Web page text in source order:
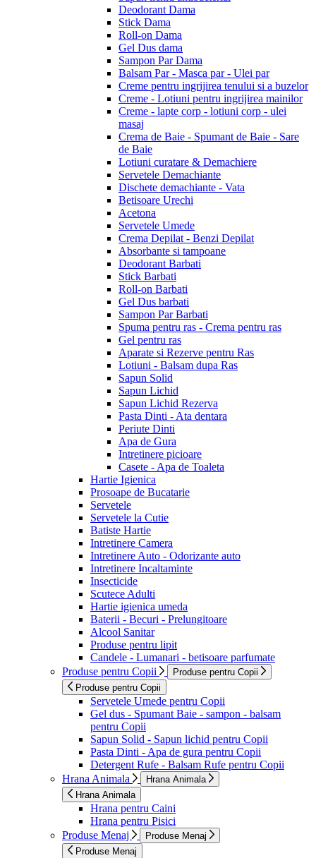
Deodorant Dama
Stick Dama
Roll-on Dama
Gel Dus dama
Sampon Par Dama
Balsam Par - Masca par - Ulei par
Creme pentru ingrijirea tenului si a buzelor
Creme - Lotiuni pentru ingrijirea mainilor
Creme - lapte corp - lotiuni corp - ulei
masaj
Crema de Baie - Spumant de Baie - Sare
de Baie
Lotiuni curatare & Demachiere
Servetele Demachiante
Dischete demachiante - Vata
Betisoare Urechi
Acetona
Servetele Umede
Crema Depilat - Benzi Depilat
Absorbante si tampoane
Deodorant Barbati
Stick Barbati
Roll-on Barbati
Gel Dus barbati
Sampon Par Barbati
Spuma pentru ras - Crema pentru ras
Gel pentru ras
Aparate si Rezerve pentru Ras
Lotiuni - Balsam dupa Ras
Sapun Solid
Sapun Lichid
Sapun Lichid Rezerva
Pasta Dinti - Ata dentara
Periute Dinti
Apa de Gura
Intretinere picioare
Casete - Apa de Toaleta
Hartie Igienica
Prosoape de Bucatarie
Servetele
Servetele la Cutie
Batiste Hartie
Intretinere Camera
Intretinere Auto - Odorizante auto
Intretinere Incaltaminte
Insecticide
Scutece Adulti
Hartie igienica umeda
Baterii - Becuri - Prelungitoare
Alcool Sanitar
Produse pentru lipit
Candele - Lumanari - betisoare parfumate
Produse pentru Copii
Produse pentru Copii
Produse pentru Copii
Servetele Umede pentru Copii
Gel dus - Spumant Baie - sampon - balsam
pentru Copii
Sapun Solid - Sapun lichid pentru Copii
Pasta Dinti - Apa de gura pentru Copii
Detergent Rufe - Balsam Rufe pentru Copii
Hrana Animala
Hrana Animala
Hrana Animala
Hrana pentru Caini
Hrana pentru Pisici
Produse Menaj
Produse Menaj
Produse Menaj